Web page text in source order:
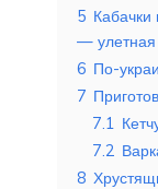
5 Кабачки
— улетная
6 По-
7
7.1
7.2
8